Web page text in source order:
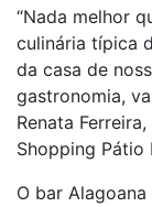
“Nada melhor
culinária típica
da casa de
gastronomia,
Renata
Shopping Pátio
O bar